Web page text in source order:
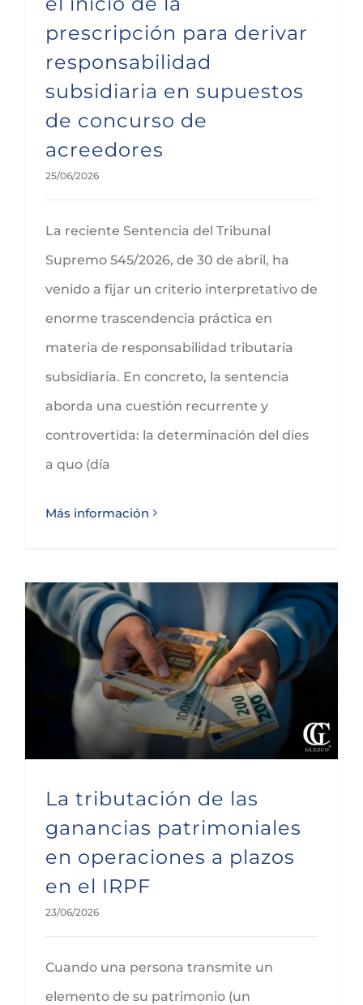
prescripción para derivar
responsabilidad
subsidiaria en supuestos
de concurso de
acreedores
25/06/2026
La reciente Sentencia del Tribunal
Supremo 545/2026, de 30 de abril, ha
venido a fijar un criterio interpretativo de
enorme trascendencia práctica en
materia de responsabilidad tributaria
subsidiaria. En concreto, la sentencia
aborda una cuestión recurrente y
controvertida: la determinación del dies
a quo (día
Más información
La tributación de las
ganancias patrimoniales
en operaciones a plazos
en el IRPF
23/06/2026
Cuando una persona transmite un
elemento de su patrimonio (un